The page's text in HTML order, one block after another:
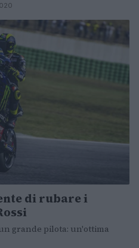
di rubare i
grande pilota: un'ottima